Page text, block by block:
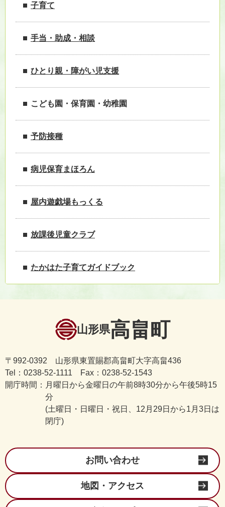
子育て
手当・助成・相談
ひとり親・障がい児支援
こども園・保育園・幼稚園
予防接種
病児保育まほろん
屋内遊戯場もっくる
放課後児童クラブ
たかはた子育てガイドブック
山形県高畠町
〒992-0392 山形県東置賜郡高畠町大字高畠436
Tel：0238-52-1111 Fax：0238-52-1543
開庁時間： 月曜日から金曜日の午前8時30分から午後5時15
分
(土曜日・日曜日・祝日、12月29日から1月3日は
閉庁)
お問い合わせ
地図・アクセス